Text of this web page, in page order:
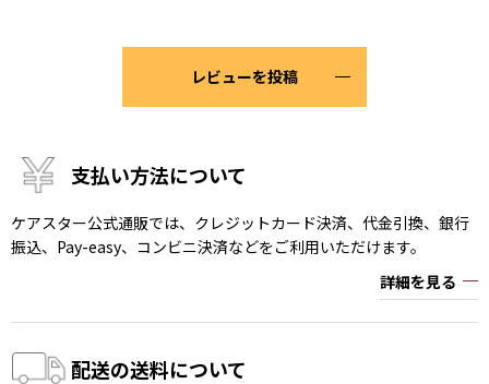
レビューを投稿
支払い方法について
ケアスター公式通販では、クレジットカード決済、代金引換、銀行
振込、Pay-easy、コンビニ決済などをご利用いただけます。
詳細を見る
配送の送料について